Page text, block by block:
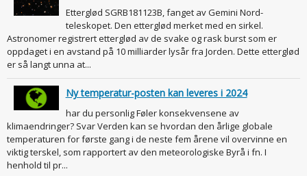
Etterglød SGRB181123B, fanget av Gemini Nord-
teleskopet. Den etterglød merket med en sirkel.
Astronomer registrert etterglød av de svake og rask burst som er
oppdaget i en avstand på 10 milliarder lysår fra Jorden. Dette etterglød
er så langt unna at...
Ny temperatur-posten kan leveres i 2024
har du personlig Føler konsekvensene av
klimaendringer? Svar Verden kan se hvordan den årlige globale
temperaturen for første gang i de neste fem årene vil overvinne en
viktig terskel, som rapportert av den meteorologiske Byrå i fn. I
henhold til pr...